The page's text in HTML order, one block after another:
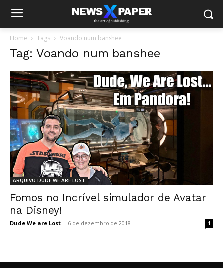
Home Tags Voando num banshee
Tag: Voando num banshee
ARQUIVO DUDE WE ARE LOST
Fomos no Incrível simulador de Avatar
na Disney!
Dude We are Lost - 6 de dezembro de 2018 1